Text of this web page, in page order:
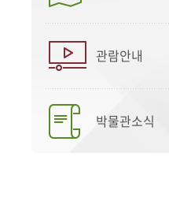
관람안내
박물관소식